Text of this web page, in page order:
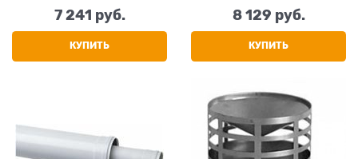
7 241 руб.
КУПИТЬ
8 129 руб.
КУПИТЬ